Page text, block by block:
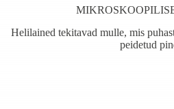
Helilained tekitavad mulle, mis
peidetud